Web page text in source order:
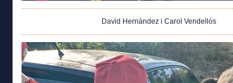
David Hernàndez i Carol Vendellós